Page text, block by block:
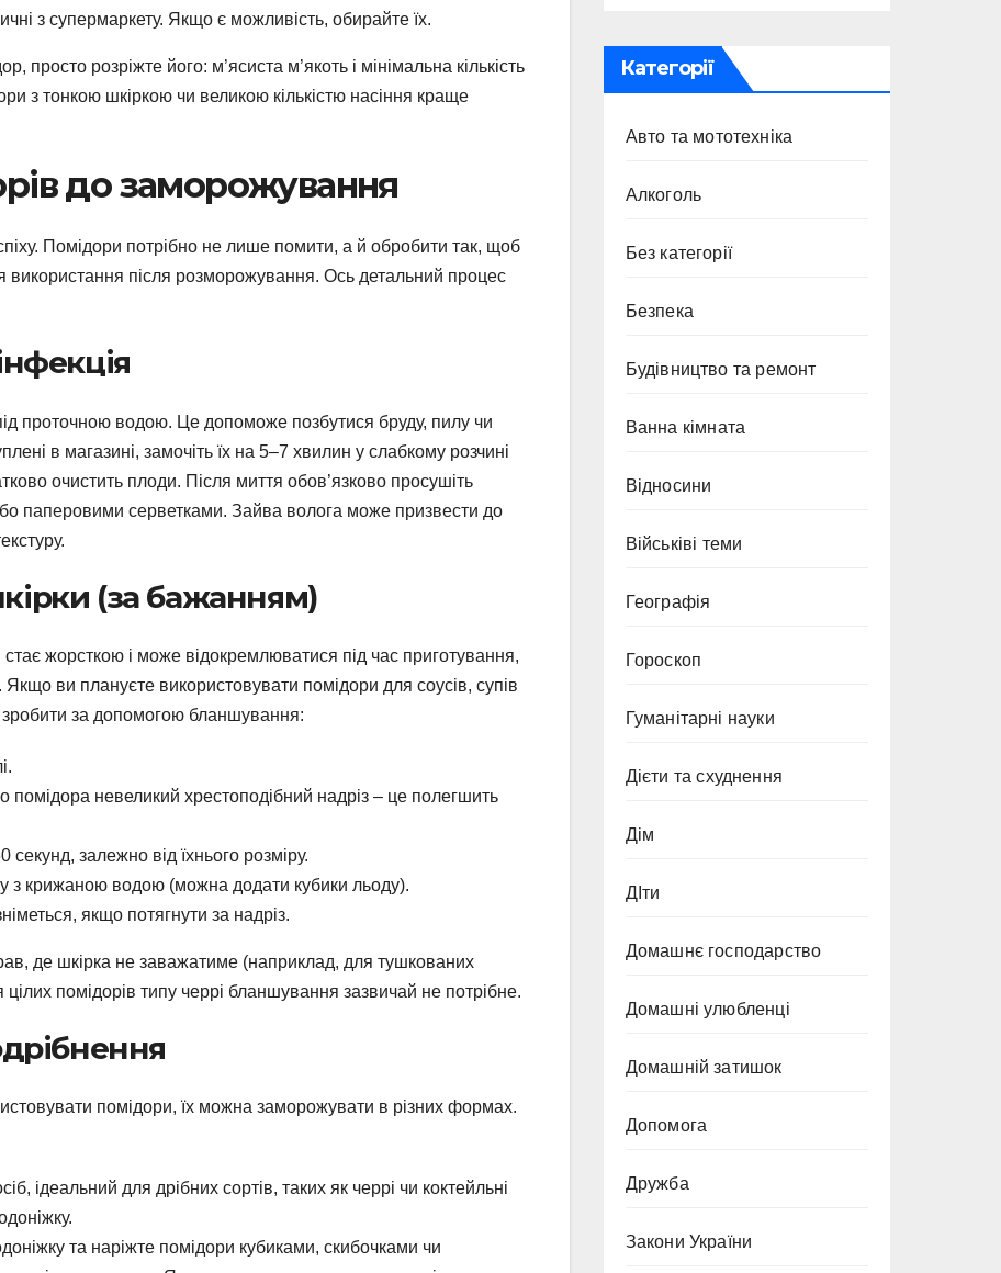
з супермаркету. Якщо є можливість, обирайте їх.
просто розріжте його: м’ясиста м’якоть і мінімальна кількість
з тонкою шкіркою чи великою кількістю насіння краще
до заморожування
Помідори потрібно не лише помити, а й обробити так, щоб
використання після розморожування. Ось детальний процес
проточною водою. Це допоможе позбутися бруду, пилу чи
в магазині, замочіть їх на 5–7 хвилин у слабкому розчині
очистить плоди. Після миття обов’язково просушіть
паперовими серветками. Зайва волога може призвести до
(за бажанням)
жорсткою і може відокремлюватися під час приготування,
ви плануєте використовувати помідори для соусів, супів
за допомогою бланшування:
помідора невеликий хрестоподібний надріз – це полегшить
секунд, залежно від їхнього розміру.
з крижаною водою (можна додати кубики льоду).
якщо потягнути за надріз.
де шкірка не заважатиме (наприклад, для тушкованих
помідорів типу черрі бланшування зазвичай не потрібне.
помідори, їх можна заморожувати в різних формах.
ідеальний для дрібних сортів, таких як черрі чи коктейльні
та наріжте помідори кубиками, скибочками чи
Категорії
Авто та мототехніка
Алкоголь
Без категорії
Безпека
Будівництво та ремонт
Ванна кімната
Відносини
Військіві теми
Географія
Гороскоп
Гуманітарні науки
Дієти та схуднення
Дім
ДІти
Домашнє господарство
Домашні улюбленці
Домашній затишок
Допомога
Дружба
Закони України